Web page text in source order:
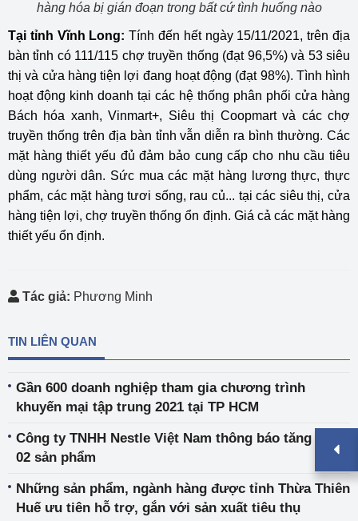
hàng hóa bị gián đoạn trong bất cứ tình huống nào
Tại tỉnh Vĩnh Long: Tính đến hết ngày 15/11/2021, trên địa
bàn tỉnh có 111/115 chợ truyền thống (đạt 96,5%) và 53 siêu
thị và cửa hàng tiện lợi đang hoạt động (đạt 98%). Tình hình
hoạt động kinh doanh tại các hệ thống phân phối cửa hàng
Bách hóa xanh, Vinmart+, Siêu thị Coopmart và các chợ
truyền thống trên địa bàn tỉnh vẫn diễn ra bình thường. Các
mặt hàng thiết yếu đủ đảm bảo cung cấp cho nhu cầu tiêu
dùng người dân. Sức mua các mặt hàng lương thực, thực
phẩm, các mặt hàng tươi sống, rau củ... tại các siêu thị, cửa
hàng tiện lợi, chợ truyền thống ổn định. Giá cả các mặt hàng
thiết yếu ổn định.
Tác giả: Phương Minh
TIN LIÊN QUAN
Gần 600 doanh nghiệp tham gia chương trình
khuyến mại tập trung 2021 tại TP HCM
Công ty TNHH Nestle Việt Nam thông báo tăng giá
02 sản phẩm
Những sản phẩm, ngành hàng được tỉnh Thừa Thiên
Huế ưu tiên hỗ trợ, gắn với sản xuất tiêu thụ